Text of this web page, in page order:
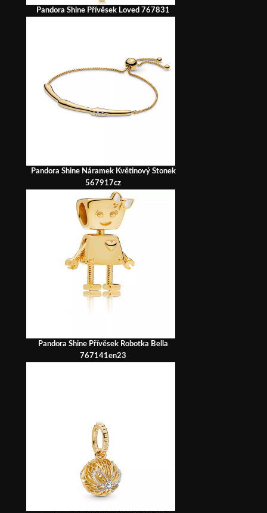
Pandora Shine Přívěsek Loved 767831
Pandora Shine Náramek Květinový Stonek
567917cz
Pandora Shine Přívěsek Robotka Bella
767141en23